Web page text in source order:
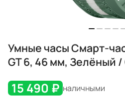
Умные часы Смарт-
GT 6, 46 мм, Зелёный /
15 490 ₽ наличными